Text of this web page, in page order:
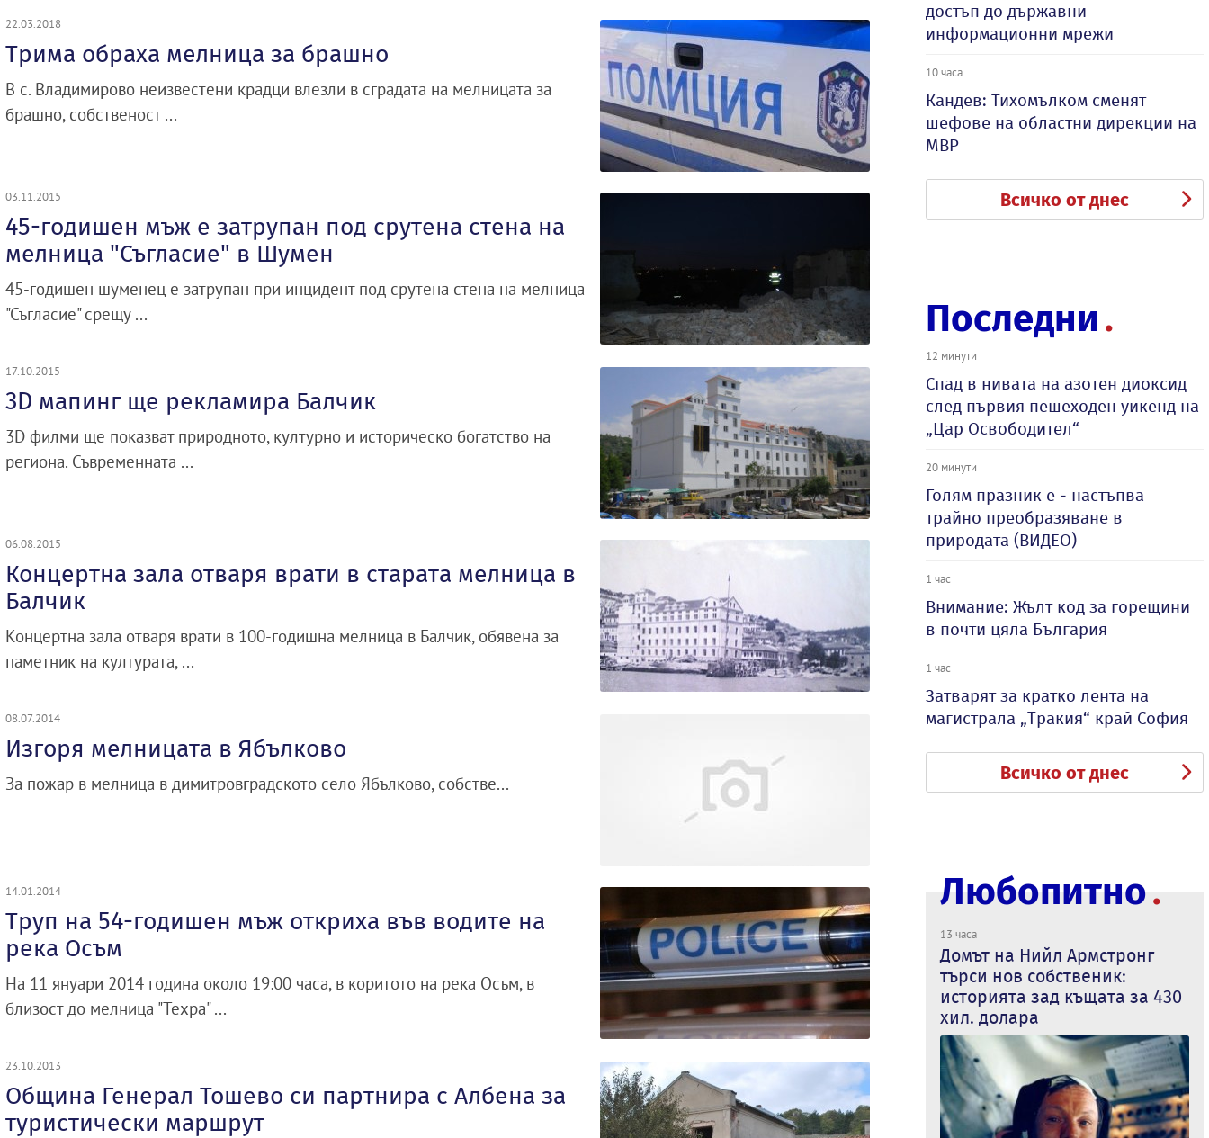
22.03.2018
Трима обраха мелница за брашно
В с. Владимирово неизвестени крадци влезли в сградата на мелницата за
брашно, собственост ...
03.11.2015
45-годишен мъж е затрупан под срутена стена на
мелница "Съгласие" в Шумен
45-годишен шуменец е затрупан при инцидент под срутена стена на мелница
"Съгласие" срещу ...
17.10.2015
3D мапинг ще рекламира Балчик
3D филми ще показват природното, културно и историческо богатство на
региона. Съвременната ...
06.08.2015
Концертна зала отваря врати в старата мелница в
Балчик
Концертна зала отваря врати в 100-годишна мелница в Балчик, обявена за
паметник на културата, ...
08.07.2014
Изгоря мелницата в Ябълково
За пожар в мелница в димитровградското село Ябълково, собстве...
14.01.2014
Труп на 54-годишен мъж откриха във водите на
река Осъм
На 11 януари 2014 година около 19:00 часа, в коритото на река Осъм, в
близост до мелница "Техра" ...
23.10.2013
Община Генерал Тошево си партнира с Албена за
туристически маршрут
достъп до държавни
информационни мрежи
10 часа
Кандев: Тихомълком сменят
шефове на областни дирекции на
МВР
Всичко от днес
Последни
12 минути
Спад в нивата на азотен диоксид
след първия пешеходен уикенд на
„Цар Освободител“
20 минути
Голям празник е - настъпва
трайно преобразяване в
природата (ВИДЕО)
1 час
Внимание: Жълт код за горещини
в почти цяла България
1 час
Затварят за кратко лента на
магистрала „Тракия“ край София
Всичко от днес
Любопитно
13 часа
Домът на Нийл Армстронг
търси нов собственик:
историята зад къщата за 430
хил. долара